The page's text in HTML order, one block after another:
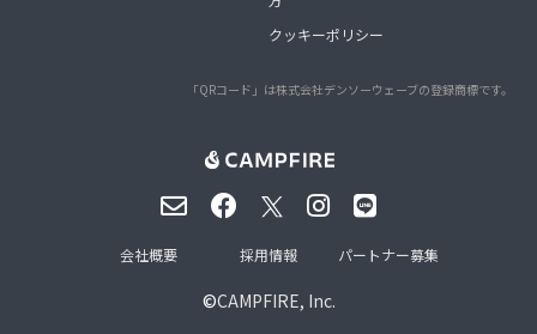
クッキーポリシー
「QRコード」は株式会社デンソーウェーブの登録商標です。
©CAMPFIRE, Inc.
会社概要 採用情報 パートナー募集